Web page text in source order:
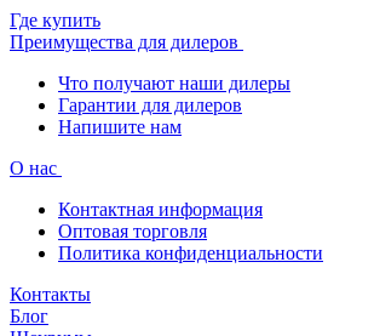
Где купить
Преимущества для дилеров
Что получают наши дилеры
Гарантии для дилеров
Напишите нам
О нас
Контактная информация
Оптовая торговля
Политика конфиденциальности
Контакты
Блог